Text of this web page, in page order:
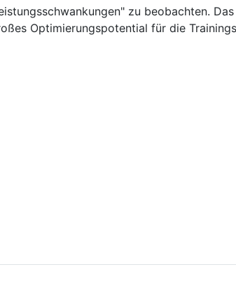
zu beobachten.
Optimierungspotential für die